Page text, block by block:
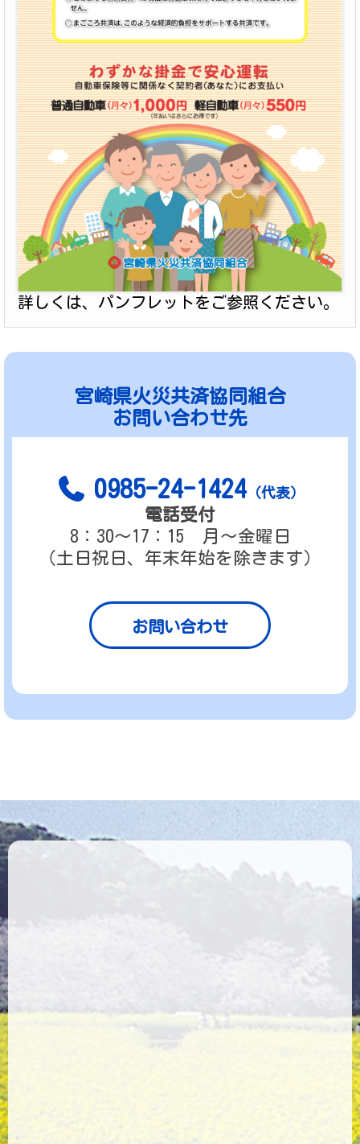
詳しくは、パンフレットをご参照ください。
宮崎県火災共済協同組合
お問い合わせ先
0985-24-1424（代表）
電話受付
8：30～17：15 月～金曜日
（土日祝日、年末年始を除きます）
お問い合わせ